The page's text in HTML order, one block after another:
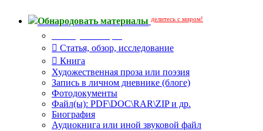
Обнародовать материалы делитесь с миром!
Статья, обзор, исследование
Книга
Художественная проза или поэзия
Запись в личном дневнике (блоге)
Фотодокументы
Файл(ы): PDF\DOC\RAR\ZIP и др.
Биография
Аудиокнига или иной звуковой файл